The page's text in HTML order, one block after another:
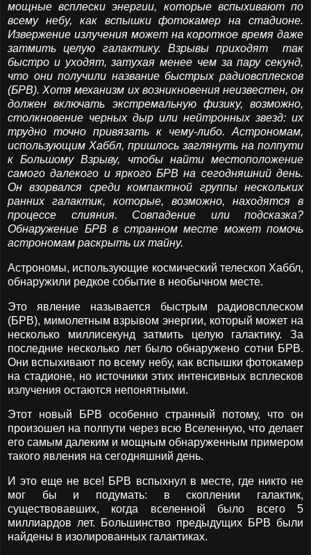
мощные всплески энергии, которые вспыхивают по
всему небу, как вспышки фотокамер на стадионе.
Извержение излучения может на короткое время даже
затмить целую галактику. Взрывы приходят
так
быстро и уходят, затухая менее чем за пару секунд,
что они получили название быстрых радиовсплесков
(БРВ). Хотя механизм их возникновения неизвестен, он
должен включать экстремальную физику, возможно,
столкновение черных дыр или нейтронных звезд: их
трудно точно привязать к чему-либо. Астрономам,
использующим Хаббл, пришлось заглянуть на полпути
к Большому Взрыву, чтобы найти местоположение
самого далекого и яркого БРВ на сегодняшний день.
Он взорвался среди компактной группы нескольких
ранних галактик, которые, возможно, находятся в
процессе слияния. Совпадение или подсказка?
Обнаружение БРВ в странном месте может помочь
астрономам раскрыть их тайну.
Астрономы, использующие космический телескоп Хаббл,
обнаружили редкое событие в необычном месте.
Это явление называется быстрым радиовсплеском
(БРВ), мимолетным взрывом энергии, который может на
несколько миллисекунд затмить целую галактику. За
последние несколько лет было обнаружено сотни БРВ.
Они вспыхивают по всему небу, как вспышки фотокамер
на стадионе, но источники этих интенсивных всплесков
излучения остаются непонятными.
Этот новый БРВ особенно странный потому, что он
произошел на полпути через всю Вселенную, что делает
его самым далеким и мощным обнаруженным примером
такого явления на сегодняшний день.
И это еще не все! БРВ вспыхнул в месте, где никто не
мог бы и подумать: в скоплении галактик,
существовавших, когда вселенной было всего 5
миллиардов лет. Большинство предыдущих БРВ были
найдены в изолированных галактиках.